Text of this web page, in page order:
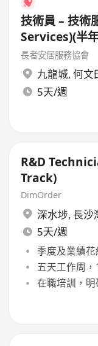
技術員 – 技
Services)(半
長者安居服務協會
九龍城, 何文
5天/週
R&D
Track)
DimOrder
深水埗, 長沙
5天/週
季度及業績
五天工作周
在職培訓，